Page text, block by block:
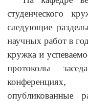
студенческого
следующие
научных работ в
кружка и
протоколы
опубликованные